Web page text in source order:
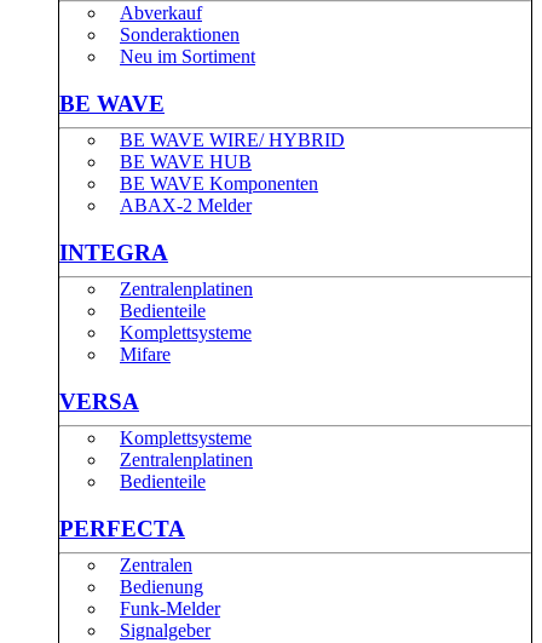
Abverkauf
Sonderaktionen
Neu im Sortiment
BE WAVE
BE WAVE WIRE/ HYBRID
BE WAVE HUB
BE WAVE Komponenten
ABAX-2 Melder
INTEGRA
Zentralenplatinen
Bedienteile
Komplettsysteme
Mifare
VERSA
Komplettsysteme
Zentralenplatinen
Bedienteile
PERFECTA
Zentralen
Bedienung
Funk-Melder
Signalgeber